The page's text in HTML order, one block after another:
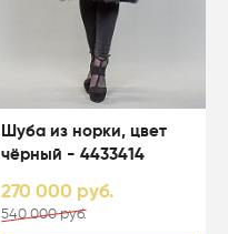
Шуба из норки, цвет
чёрный - 4433414
270 000 руб.
540 000 руб.